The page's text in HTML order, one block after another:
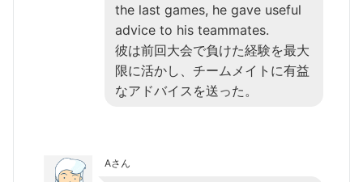
the last games, he gave useful
advice to his teammates.
彼は前回大会で負けた経験を最大
限に活かし、チームメイトに有益
なアドバイスを送った。
Aさん